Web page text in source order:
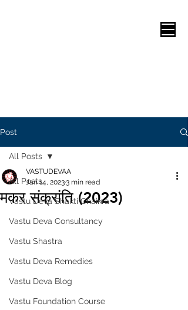
Post
All Posts
Vastu Deva Shakti Chaikra
Vastu Deva Consultancy
Vastu Shastra
Vastu Deva Remedies
Vastu Deva Blog
Vastu Foundation Course
All Posts
मकर संक्रांति (2023)
VASTUDEVAA
Jan 14, 20233 min read